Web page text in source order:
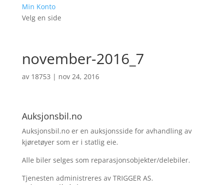
Min Konto
Velg en side
november-2016_7
av 18753 | nov 24, 2016
Auksjonsbil.no
Auksjonsbil.no er en auksjonsside for avhandling av
kjøretøyer som er i statlig eie.
Alle biler selges som reparasjonsobjekter/delebiler.
Tjenesten administreres av TRIGGER AS.